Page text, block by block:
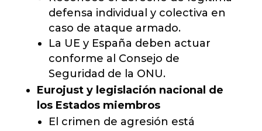
defensa individual y colectiva en
caso de ataque armado.
La UE y España deben actuar
conforme al Consejo de
Seguridad de la ONU.
Eurojust y legislación nacional de
los Estados miembros
El crimen de agresión está